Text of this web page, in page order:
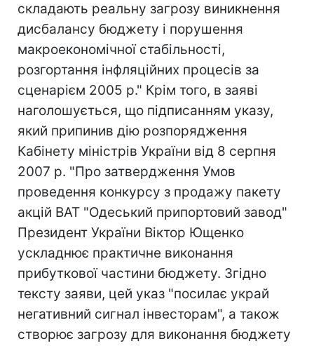
складають реальну загрозу виникнення
дисбалансу бюджету і порушення
макроекономічної стабільності,
розгортання інфляційних процесів за
сценарієм 2005 р." Крім того, в заяві
наголошується, що підписанням указу,
який припинив дію розпорядження
Кабінету міністрів України від 8 серпня
2007 р. "Про затвердження Умов
проведення конкурсу з продажу пакету
акцій ВАТ "Одеський припортовий завод"
Президент України Віктор Ющенко
ускладнює практичне виконання
прибуткової частини бюджету. Згідно
тексту заяви, цей указ "посилає украй
негативний сигнал інвесторам", а також
створює загрозу для виконання бюджету